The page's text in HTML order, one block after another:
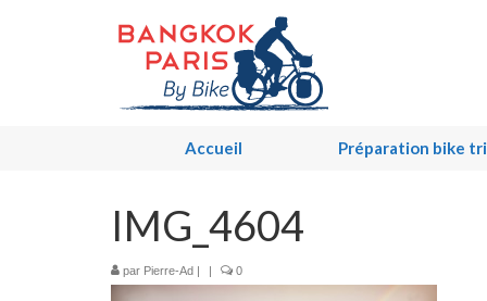
Accueil Préparation bike
IMG_4604
par Pierre-Ad | | 0